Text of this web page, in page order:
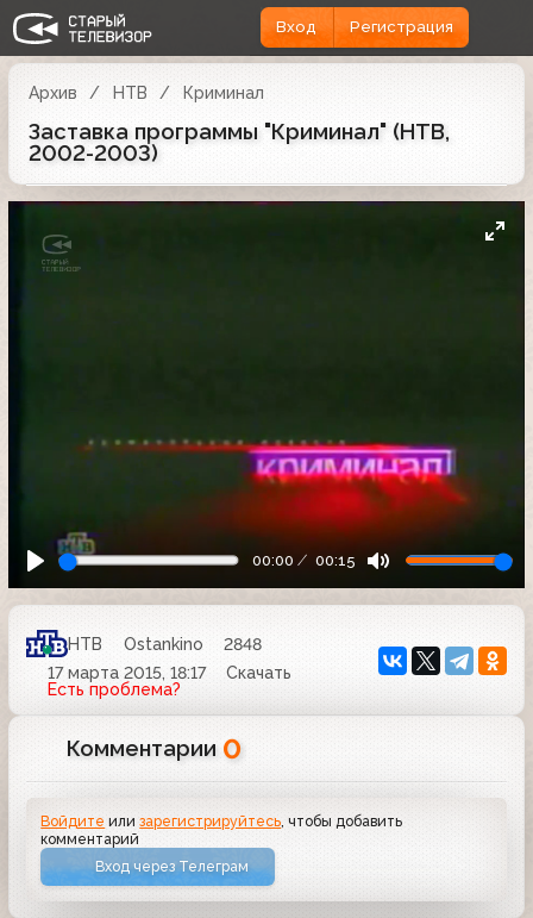
Вход Регистрация
Архив НТВ Криминал
Заставка программы "Криминал" (НТВ,
2002-2003)
00:00 00:15
НТВ Ostankino
2848
17 марта 2015, 18:17
Скачать
Есть проблема?
Комментарии 0
Войдите илизарегистрируйтесь, чтобы добавить
комментарий
Вход через Телеграм